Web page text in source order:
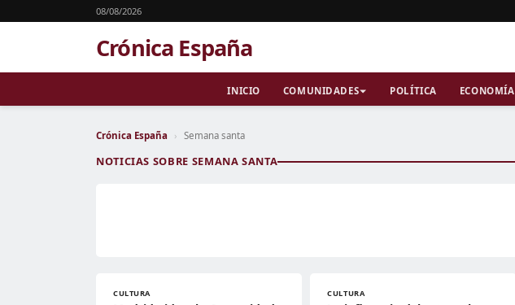
08/08/2026
Crónica España
INICIO COMUNIDADES POLÍTICA ECONOMÍA
Crónica España › Semana santa
NOTICIAS SOBRE SEMANA SANTA
CULTURA CULTURA